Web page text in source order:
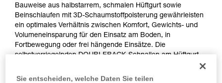
Bauweise aus halbstarrem, schmalen Hüftgurt sowie
Beinschlaufen mit 3D-Schaumstoffpolsterung gewährleisten
ein optimales Verhältnis zwischen Komfort, Gewichts- und
Volumeneinsparung für den Einsatz am Boden, in
Fortbewegung oder frei hängende Einsätze. Die
selbstverriegelnden DOUBLEBACK-Schnallen am Hüftgurt
ermöglichen einfaches, schnelles Einstellen. Die rückseitige
Sie entscheiden, welche Daten Sie teilen